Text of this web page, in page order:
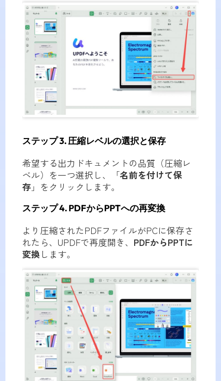
ステップ 3. 圧縮レベルの選択と保存
希望する出力ドキュメントの品質（圧縮レ
ベル）を一つ選択し、「名前を付けて保
存」をクリックします。
ステップ 4. PDFからPPTへの再変換
より圧縮されたPDFファイルがPCに保存さ
れたら、UPDFで再度開き、 PDFからPPTに
変換 します。